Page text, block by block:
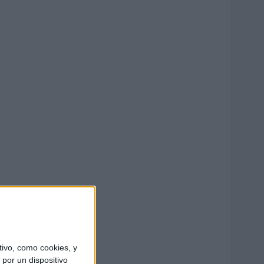
como cookies, y
un dispositivo